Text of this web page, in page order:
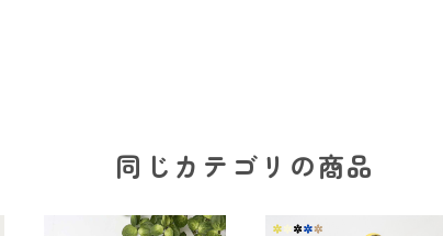
同じカテゴリの商品